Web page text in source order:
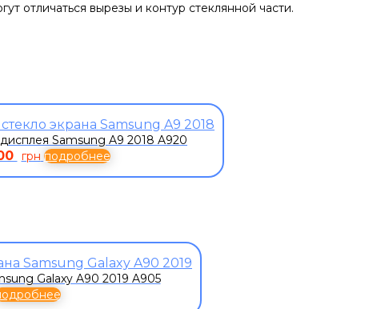
отличаться вырезы и контур стеклянной части.
Samsung A9 2018 A920
грн подробнее
Galaxy A90 2019 A905